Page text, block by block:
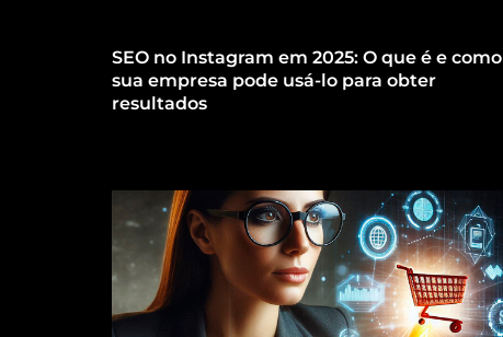
SEO no Instagram em 2025: O que é e como
sua empresa pode usá-lo para obter
resultados